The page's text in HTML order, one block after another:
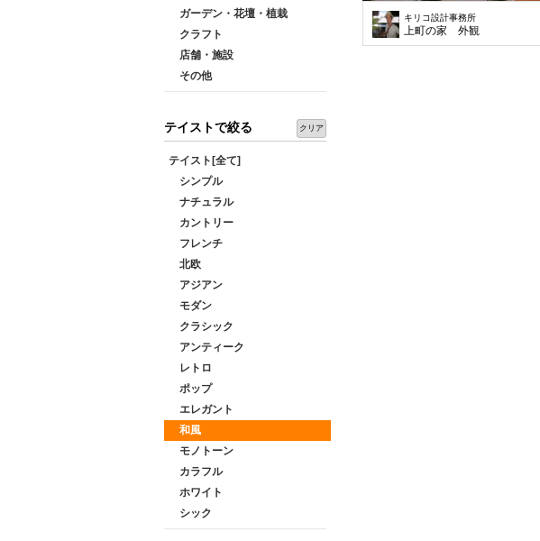
ガーデン・花壇・植栽
クラフト
店舗・施設
その他
テイストで絞る クリア
テイスト[全て]
シンプル
ナチュラル
カントリー
フレンチ
北欧
アジアン
モダン
クラシック
アンティーク
レトロ
ポップ
エレガント
和風
モノトーン
カラフル
ホワイト
シック
キリコ設計事務所
上町の家 外観